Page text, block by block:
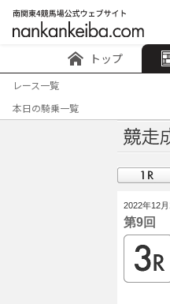
トップ
レース一覧
本日の騎乗一覧
2022年12月
第9回